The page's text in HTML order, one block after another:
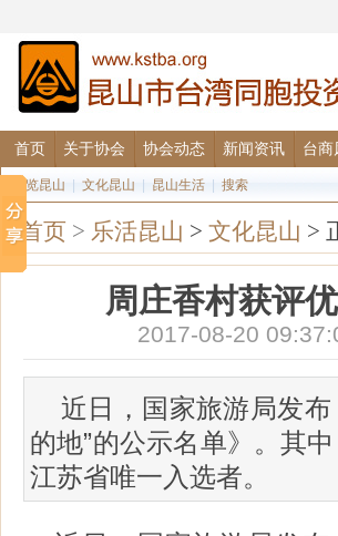
首页 关于协会 协会动态 新闻资讯 台商
图览昆山 文化昆山 昆山生活 搜索
首页 > 乐活昆山 > 文化昆山 >
周庄香村获评
2017-08-20
近日，国家旅游局发
的地”的公示名单》。其
江苏省唯一入选者。